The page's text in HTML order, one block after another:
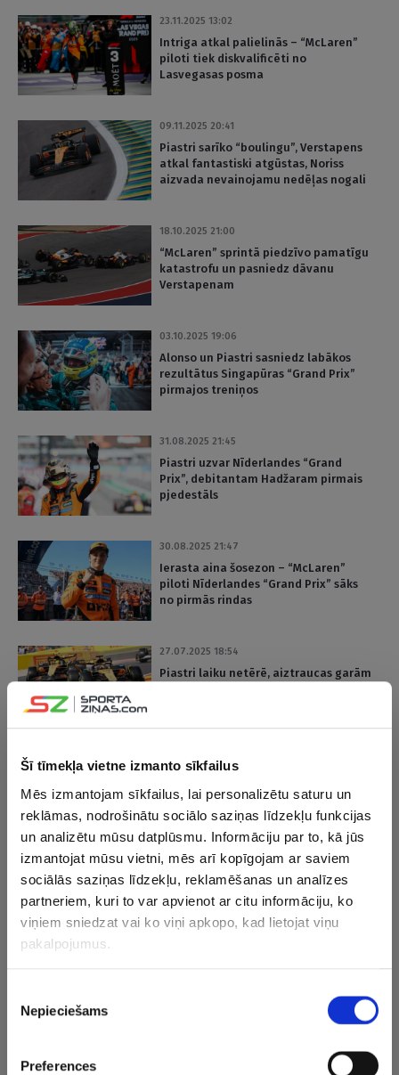
Šī tīmekļa vietne izmanto sīkfailus
Mēs izmantojam sīkfailus, lai personalizētu saturu un
reklāmas, nodrošinātu sociālo saziņas līdzekļu funkcijas
un analizētu mūsu datplūsmu. Informāciju par to, kā jūs
izmantojat mūsu vietni, mēs arī kopīgojam ar saviem
sociālās saziņas līdzekļu, reklamēšanas un analīzes
partneriem, kuri to var apvienot ar citu informāciju, ko
viņiem sniedzat vai ko viņi apkopo, kad lietojat viņu
pakalpojumus.
izvēle
Nepieciešams
Preferences
23.11.2025 13:02
Intriga atkal palielinās – “McLaren”
piloti tiek diskvalificēti no
Lasvegasas posma
09.11.2025 20:41
Piastri sarīko “boulingu”, Verstapens
atkal fantastiski atgūstas, Noriss
aizvada nevainojamu nedēļas nogali
18.10.2025 21:00
“McLaren” sprintā piedzīvo pamatīgu
katastrofu un pasniedz dāvanu
Verstapenam
03.10.2025 19:06
Alonso un Piastri sasniedz labākos
rezultātus Singapūras “Grand Prix”
pirmajos treniņos
31.08.2025 21:45
Piastri uzvar Nīderlandes “Grand
Prix”, debitantam Hadžaram pirmais
pjedestāls
30.08.2025 21:47
Ierasta aina šosezon – “McLaren”
piloti Nīderlandes “Grand Prix” sāks
no pirmās rindas
27.07.2025 18:54
Piastri laiku netērē, aiztraucas garām
uzvar sprinta kvalifikācijā Beļģijā
29.06.2025 18:06
“McLaren” dominē Austrijā, Noriss
sīvā cīņā pārspēj Piastri
Spānijā, Verstapens saņem sodu un